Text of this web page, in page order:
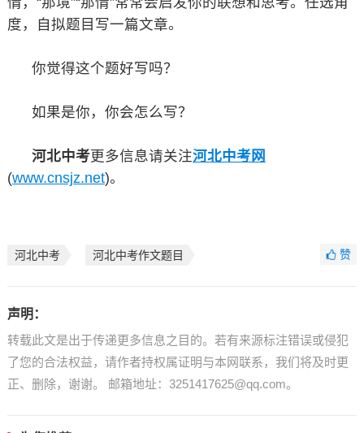
度，自拟题目写一篇文章。
你觉得这个题好写吗？
如果是你，你会怎么写？
河北中考更多信息请关注河北中考网
(www.cnsjz.net)。
河北中考 河北中考作文题目 赞
声明：
转载此文是出于传递更多信息之目的。若有来源标注错误或侵犯
了您的合法权益，请作者持权属证明与本网联系，我们将及时更
正、删除，谢谢。 邮箱地址：3251417625@qq.com。